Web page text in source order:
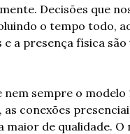
Decisões que
o tempo todo,
a presença física
sempre o
conexões
de qualidade. O